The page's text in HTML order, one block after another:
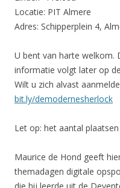
Locatie: PIT Almere
Adres: Schipperplein 4,
U bent van harte welkom.
informatie volgt later op
Wilt u zich alvast
bit.ly/demodernesherlock
Let op: het aantal
Maurice de Hond geeft
themadagen digitale